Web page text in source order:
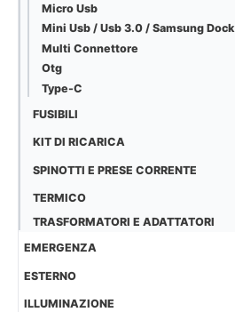
Micro Usb
Mini Usb / Usb 3.0 / Samsung Dock
Multi Connettore
Otg
Type-C
FUSIBILI
KIT DI RICARICA
SPINOTTI E PRESE CORRENTE
TERMICO
TRASFORMATORI E ADATTATORI
EMERGENZA
ESTERNO
ILLUMINAZIONE